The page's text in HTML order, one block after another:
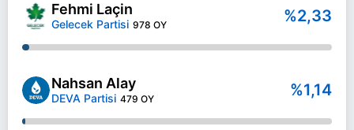
Fehmi Laçin
Gelecek Partisi 978 OY %2,33
Nahsan Alay
DEVA Partisi 479 OY %1,14